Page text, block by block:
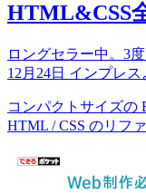
HTML&CSS
ロングセラー中。3
12月24日 インプレス
コンパクトサイズの
HTML / CSS のリフ